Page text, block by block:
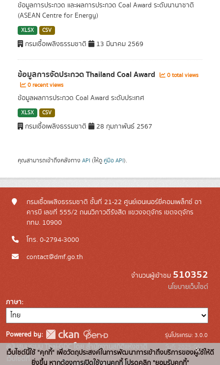
ข้อมูลการประกวด และผลการประกวด Coal Award ระดับนานาชาติ
(ASEAN Centre for Energy)
XLSX CSV
กรมเชื้อเพลิงธรรมชาติ 13 มีนาคม 2569
ข้อมูลการจัดประกวด Thailand Coal Award
0 total views
0 recent views
ข้อมูลผลการประกวด Coal Award ระดับประเทศ
XLSX CSV
กรมเชื้อเพลิงธรรมชาติ 28 กุมภาพันธ์ 2567
คุณสามารถเข้าถึงคลังทาง API (ให้ดู คู่มือ API).
กรมเชื้อเพลิงธรรมชาติ ชั้นที่ 21-22 ศูนย์เอนเนอร์ยี่คอมเพล็กซ์ อา
คารบี เลขที่ 555/2 ถนนวิภาวดีรังสิต แขวงจตุจักร เขตจตุจักร
กทม. 10900
โทร. 0-2794-3000
contact@dmf.go.th
จำนวนผู้เข้าชม 510352
นโยบายเว็บไซต์
ภาษา
Powered by:
สนับสนุนระบบ Thai-GDC โดย สำนักงานสถิติแห่งชาติ
รุ่นโปรแกรม: 3.0.0
วันที่: 2025-06-
10
เว็บไซต์นี้ใช้ "คุกกี้" เพื่อวัตถุประสงค์ในการพัฒนาการเข้าถึงบริการของผู้ใช้ให้ดี
ยิ่งขึ้น หากต้องการเปิดใช้งานคุกกี้ โปรดคลิก "ยอมรับคุกกี้"
x